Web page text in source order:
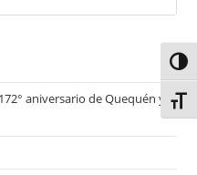
aniversario de Quequén y